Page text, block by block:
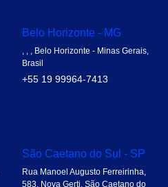
Belo Horizonte - MG
, , , Belo Horizonte - Minas Gerais,
Brasil
+55 19 99964-7413
São Caetano do Sul - SP
Rua Manoel Augusto Ferreirinha,
583, Nova Gerti, São Caetano do